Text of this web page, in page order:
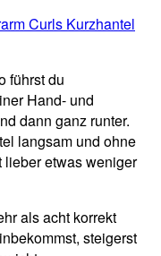
führst du
Hand- und
dann ganz runter.
langsam und ohne
etwas weniger
als acht korrekt
steigerst